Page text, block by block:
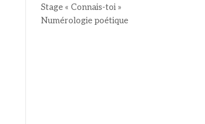
Stage « Connais-toi »
Numérologie poétique